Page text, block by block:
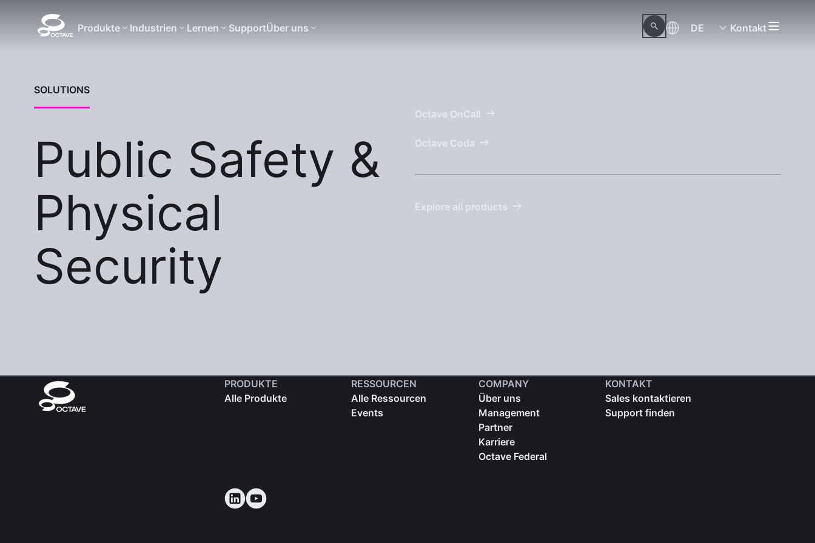
Produkte Industrien Lernen SupportÜber uns DE Kontakt
SOLUTIONS
Public Safety &
Physical
Security
Octave OnCall
Octave Coda
Explore all products
PRODUKTE
Alle Produkte
RESSOURCEN
Alle Ressourcen
Events
COMPANY
Über uns
Management
Partner
Karriere
Octave Federal
KONTAKT
Sales kontaktieren
Support finden